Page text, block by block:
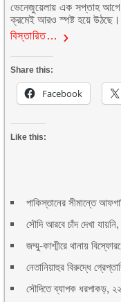
ভেনেজুয়েলায় এক সপ্তাহ আগে
ক্রমেই আরও স্পষ্ট হয়ে উঠছে।
বিস্তারিত…
Share this:
Facebook
Like this:
পাকিস্তানের সীমান্তে
সৌদি আরবে চাঁদ দেখা
জম্মু-কাশ্মীরে থানায়
নেতানিয়াহুর বিরুদ্ধে
সৌদিতে ব্যাপক ধরপাকড়, ২২